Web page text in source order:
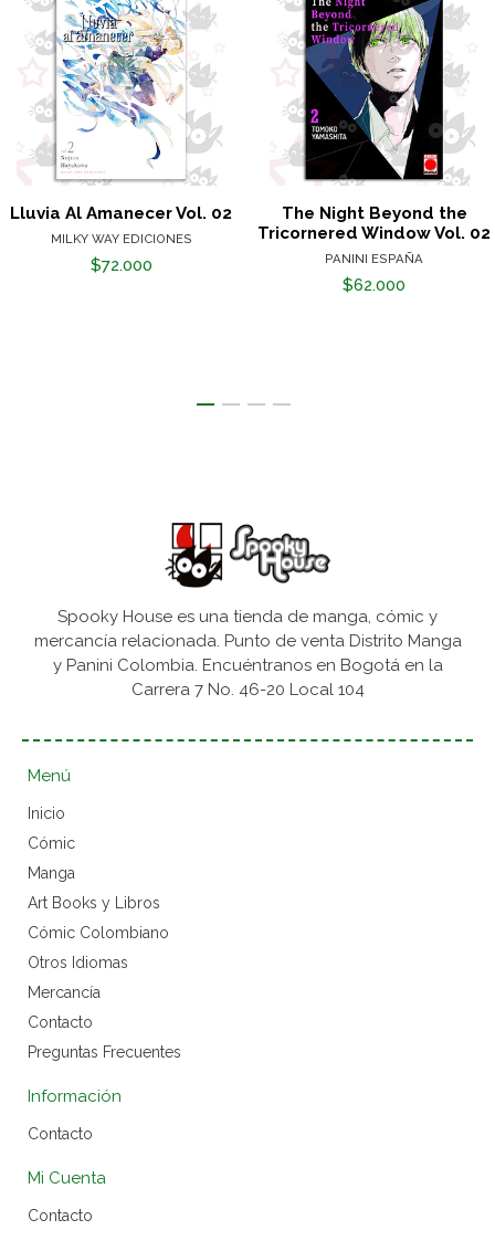
Lluvia Al Amanecer Vol. 02
MILKY WAY EDICIONES
$72.000
The Night Beyond the
Tricornered Window Vol. 02
PANINI ESPAÑA
$62.000
Spooky House es una tienda de manga, cómic y
mercancía relacionada. Punto de venta Distrito Manga
y Panini Colombia. Encuéntranos en Bogotá en la
Carrera 7 No. 46-20 Local 104
Menú
Inicio
Cómic
Manga
Art Books y Libros
Cómic Colombiano
Otros Idiomas
Mercancía
Contacto
Preguntas Frecuentes
Información
Contacto
Mi Cuenta
Contacto